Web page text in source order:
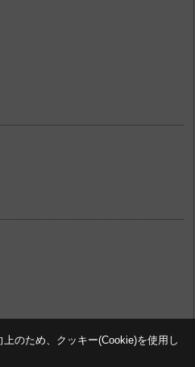
のため、クッキー(Cookie)を使用し